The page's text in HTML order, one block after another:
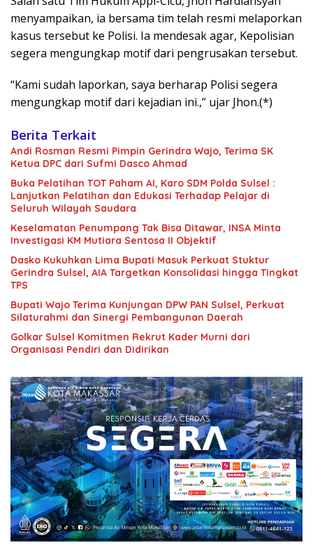
menyampaikan, ia bersama tim telah resmi melaporkan
kasus tersebut ke Polisi. Ia mendesak agar, Kepolisian
segera mengungkap motif dari pengrusakan tersebut.
“Kami sudah laporkan, saya berharap Polisi segera
mengungkap motif dari kejadian ini.,” ujar Jhon.(*)
Berita Terkait
Andi Rosman Resmi Pimpin Gerindra Wajo, Terima SK
Ketua DPC dari Sufmi Dasco Ahmad
Buka Pelatihan TOT Paham AI, Karo SDM Polda Sulsel :
Lanjutkan Pelatihan dan Edukasi Terhadap Pelajar di
Seluruh Wilayah Saudara
Keselamatan Penumpang Tak Bisa Ditawar, INSA Minta
Investigasi KM Mutiara Sentosa II Objektif
Dasko Kukuhkan Lima Bupati Masuk Perkuat Stuktur
Gerindra Sulsel, AIA Targetkan Konsolidasi hingga Tingkat
TPS
Bupati Wajo Terima Kunjungan DPW PAN Sulsel, Perkuat
Silaturahmi dan Sinergi Pembangunan Daerah
Golkar Sulsel Komitmen Rekrut Kader Murni dari
Organisasi Pendiri dan Didirikan